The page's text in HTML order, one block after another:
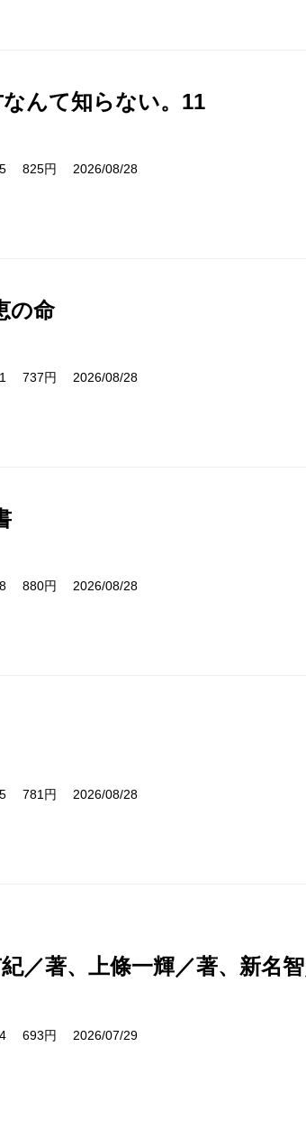
んて知らない。11
5 825円 2026/08/28
の命
1 737円 2026/08/28
8 880円 2026/08/28
5 781円 2026/08/28
／著、上條一輝／著、新名
4 693円 2026/07/29